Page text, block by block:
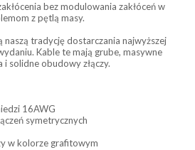
bez modulowania zakłóceń w
z pętlą masy.
naszą tradycję dostarczania najwyższej
Kable te mają grube, masywne
i solidne obudowy złączy.
16AWG
symetrycznych
w kolorze grafitowym